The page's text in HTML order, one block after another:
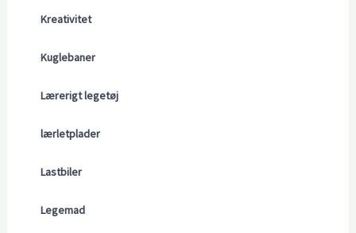
Kreativitet
Kuglebaner
Lærerigt legetøj
lærletplader
Lastbiler
Legemad